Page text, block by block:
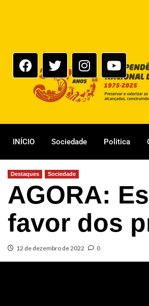
INÍCIO Sociedade Politica
Destaques Sociedade
AGORA:
favor dos
12 de dezembro de 2022 0